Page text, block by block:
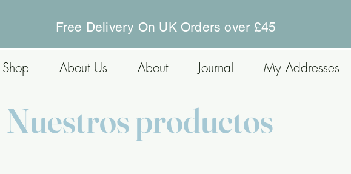
Free Delivery On UK Orders over £45
Shop About Us About Journal My Addresses
Nuestros productos